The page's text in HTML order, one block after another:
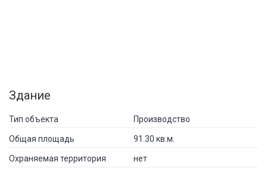
Здание
Тип объекта Производство
Общая площадь 91.30 кв.м.
Охраняемая территория нет